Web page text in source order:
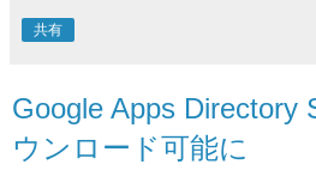
共有
Google Apps Directory
ウンロード可能に